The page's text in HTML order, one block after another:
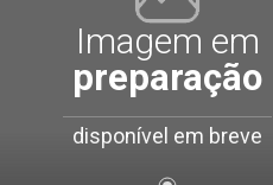
Imagem em
preparação
disponível em breve